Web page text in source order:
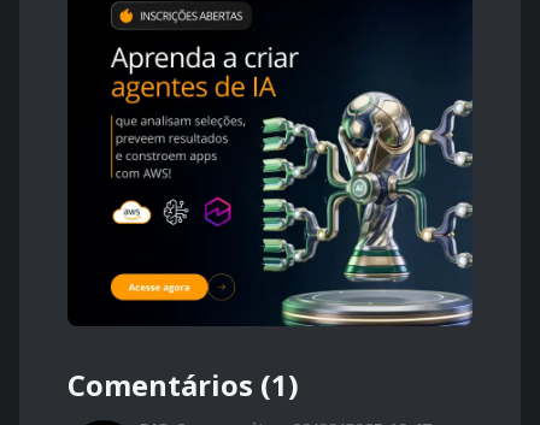
Comentários (1)